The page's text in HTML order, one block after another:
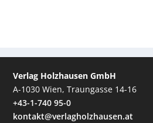
Verlag Holzhausen GmbH
A-1030 Wien, Traungasse 14-16
+43-1-740 95-0
kontakt@verlagholzhausen.at